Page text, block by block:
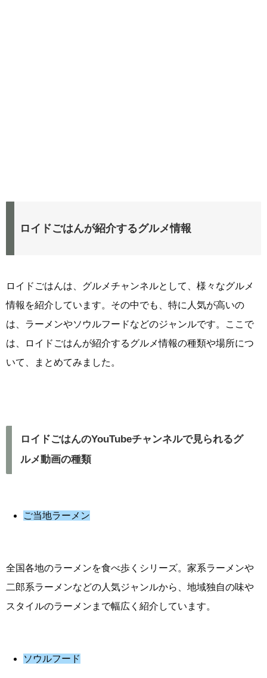
ロイドごはんが紹介するグルメ情報
ロイドごはんは、グルメチャンネルとして、様々なグルメ
情報を紹介しています。その中でも、特に人気が高いの
は、ラーメンやソウルフードなどのジャンルです。ここで
は、ロイドごはんが紹介するグルメ情報の種類や場所につ
いて、まとめてみました。
ロイドごはんのYouTubeチャンネルで見られるグ
ルメ動画の種類
ご当地ラーメン
全国各地のラーメンを食べ歩くシリーズ。家系ラーメンや
二郎系ラーメンなどの人気ジャンルから、地域独自の味や
スタイルのラーメンまで幅広く紹介しています。
ソウルフード